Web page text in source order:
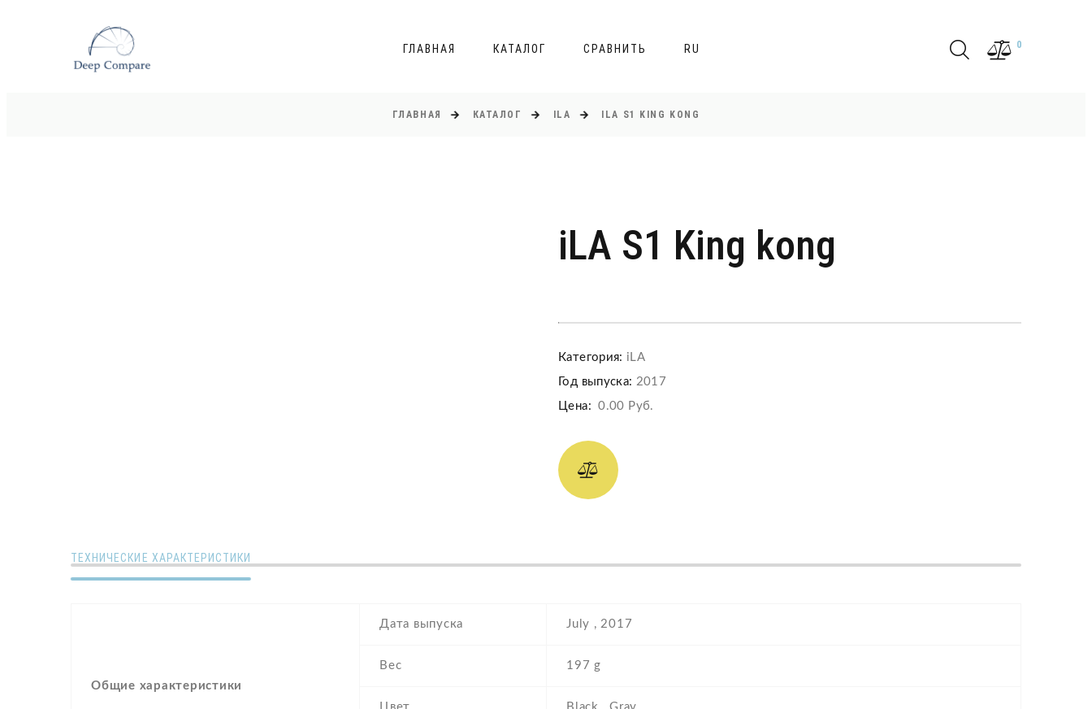
ГЛАВНАЯ КАТАЛОГ СРАВНИТЬ RU 0
ГЛАВНАЯ КАТАЛОГ ILA ILA S1 KING KONG
iLA S1 King kong
Категория: iLA
Год выпуска: 2017
Цена: 0.00 Руб.
ТЕХНИЧЕСКИЕ ХАРАКТЕРИСТИКИ
Общие характеристики
Дата выпуска July , 2017
Вес 197 g